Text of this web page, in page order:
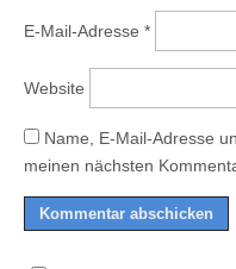
E-Mail-Adresse *
Website
Name, E-Mail-Adresse
meinen nächsten